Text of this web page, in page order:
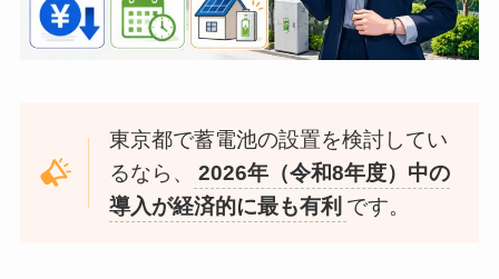
東京都で蓄電池の設置を検討してい
るなら、
2026年（令和8年度）中の
導入が経済的に最も有利 です。